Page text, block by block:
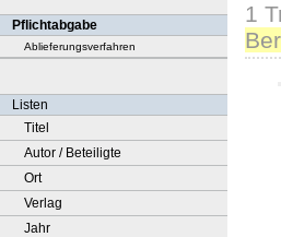
Pflichtabgabe
Ablieferungsverfahren
Listen
Titel
Autor / Beteiligte
Ort
Verlag
Jahr
1